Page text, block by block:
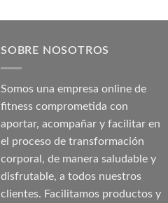
SOBRE NOSOTROS
Somos una empresa online de
fitness comprometida con
aportar, acompañar y facilitar en
el proceso de transformación
corporal, de manera saludable y
disfrutable, a todos nuestros
clientes. Facilitamos productos y